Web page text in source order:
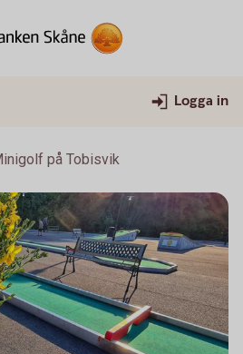
Logga in
på Tobisvik